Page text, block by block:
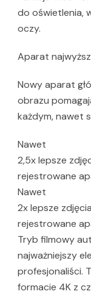
do oświetlenia,
oczy.
Aparat
Nowy aparat
obrazu
każdym, nawet
Nawet
2,5x lepsze
rejestrowane
Nawet
2x lepsze
rejestrowane
Tryb filmowy
najważniejszy
profesjonaliści.
formacie 4K z